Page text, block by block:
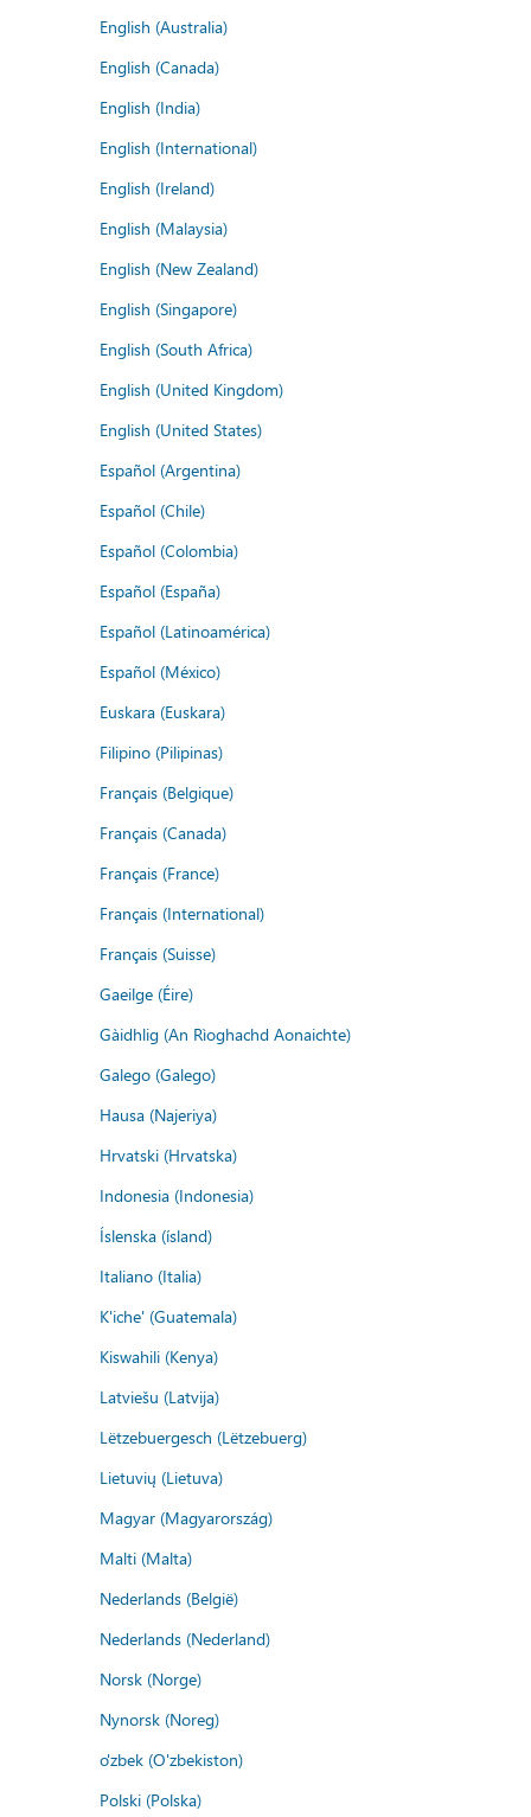
English (Australia)
English (Canada)
English (India)
English (International)
English (Ireland)
English (Malaysia)
English (New Zealand)
English (Singapore)
English (South Africa)
English (United Kingdom)
English (United States)
Español (Argentina)
Español (Chile)
Español (Colombia)
Español (España)
Español (Latinoamérica)
Español (México)
Euskara (Euskara)
Filipino (Pilipinas)
Français (Belgique)
Français (Canada)
Français (France)
Français (International)
Français (Suisse)
Gaeilge (Éire)
Gàidhlig (An Rìoghachd Aonaichte)
Galego (Galego)
Hausa (Najeriya)
Hrvatski (Hrvatska)
Indonesia (Indonesia)
Íslenska (ísland)
Italiano (Italia)
K'iche' (Guatemala)
Kiswahili (Kenya)
Latviešu (Latvija)
Lëtzebuergesch (Lëtzebuerg)
Lietuvių (Lietuva)
Magyar (Magyarország)
Malti (Malta)
Nederlands (België)
Nederlands (Nederland)
Norsk (Norge)
Nynorsk (Noreg)
o'zbek (O'zbekiston)
Polski (Polska)